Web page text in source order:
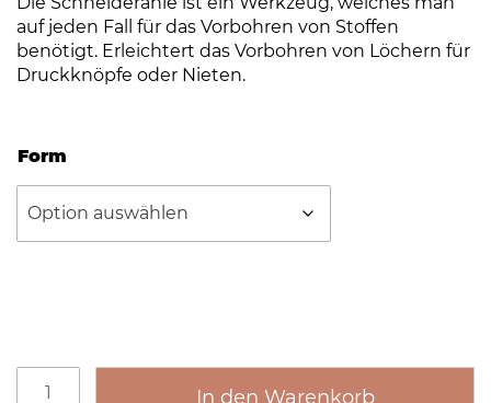
s
s
p
n
e
,
auf jeden Fall für das Vorbohren von Stoffen
benötigt. Erleichtert das Vorbohren von Löchern für
Druckknöpfe oder Nieten.
Form
In den Warenkorb